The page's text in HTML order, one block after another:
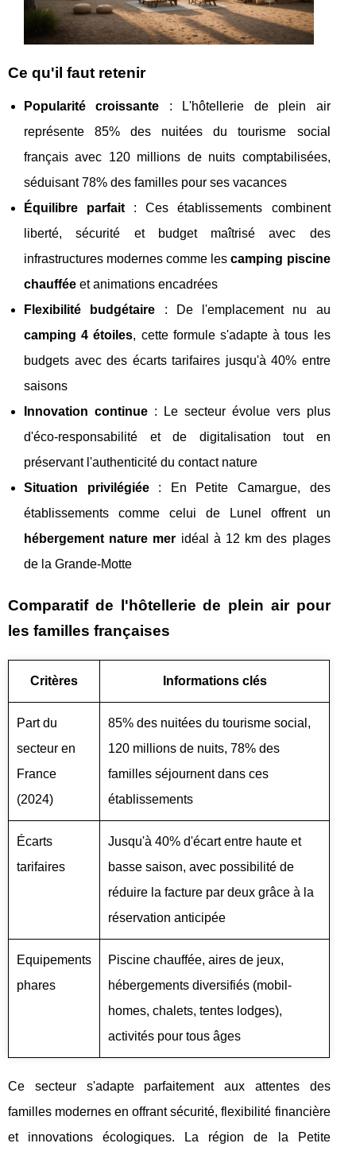
Ce qu'il faut retenir
Popularité croissante : L'hôtellerie de plein air
représente 85% des nuitées du tourisme social
français avec 120 millions de nuits comptabilisées,
séduisant 78% des familles pour ses vacances
Équilibre parfait : Ces établissements combinent
liberté, sécurité et budget maîtrisé avec des
infrastructures modernes comme lescamping piscine
chauffée et animations encadrées
Flexibilité budgétaire : De l'emplacement nu au
camping 4 étoiles, cette formule s'adapte à tous les
budgets avec des écarts tarifaires jusqu'à 40% entre
saisons
Innovation continue: Le secteur évolue vers plus
d'éco-responsabilité et de digitalisation tout en
préservant l'authenticité du contact nature
Situation privilégiée: En Petite Camargue, des
établissements comme celui de Lunel offrent un
hébergement nature mer idéal à 12 km des plages
de la Grande-Motte
Comparatif de l'hôtellerie de plein air pour
les familles françaises
Critères Informations clés
Part du
secteur en
France
(2024)
85% des nuitées du tourisme social,
120 millions de nuits, 78% des
familles séjournent dans ces
établissements
Écarts
tarifaires
Jusqu'à 40% d'écart entre haute et
basse saison, avec possibilité de
réduire la facture par deux grâce à la
réservation anticipée
Equipements
phares
Piscine chauffée, aires de jeux,
hébergements diversifiés (mobil-
homes, chalets, tentes lodges),
activités pour tous âges
Ce secteur s'adapte parfaitement aux attentes des
familles modernes en offrant sécurité, flexibilité financière
et innovations écologiques. La région de la Petite